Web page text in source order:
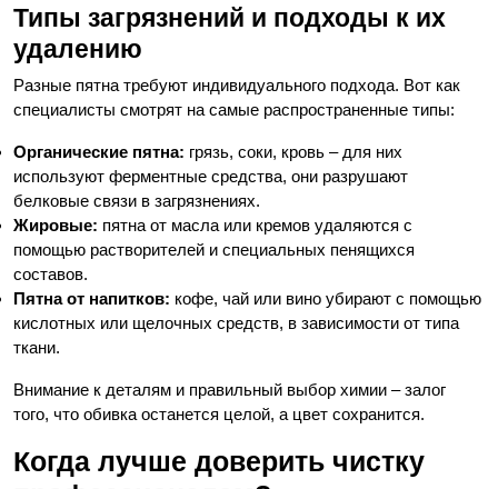
Типы загрязнений и подходы к их
удалению
Разные пятна требуют индивидуального подхода. Вот как
специалисты смотрят на самые распространенные типы:
Органические пятна: грязь, соки, кровь – для них
используют ферментные средства, они разрушают
белковые связи в загрязнениях.
Жировые: пятна от масла или кремов удаляются с
помощью растворителей и специальных пенящихся
составов.
Пятна от напитков: кофе, чай или вино убирают с помощью
кислотных или щелочных средств, в зависимости от типа
ткани.
Внимание к деталям и правильный выбор химии – залог
того, что обивка останется целой, а цвет сохранится.
Когда лучше доверить чистку